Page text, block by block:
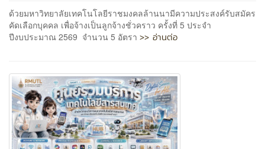
ด้วยมหาวิทยาลัยเทคโนโลยีราชมงคลล้านนามีความประสงค์รับสมัคร
คัดเลือกบุคคล เพื่อจ้างเป็นลูกจ้างชั่วคราว ครั้งที่ 5 ประจำ
ปีงบประมาณ 2569 จำนวน 5 อัตรา >> อ่านต่อ